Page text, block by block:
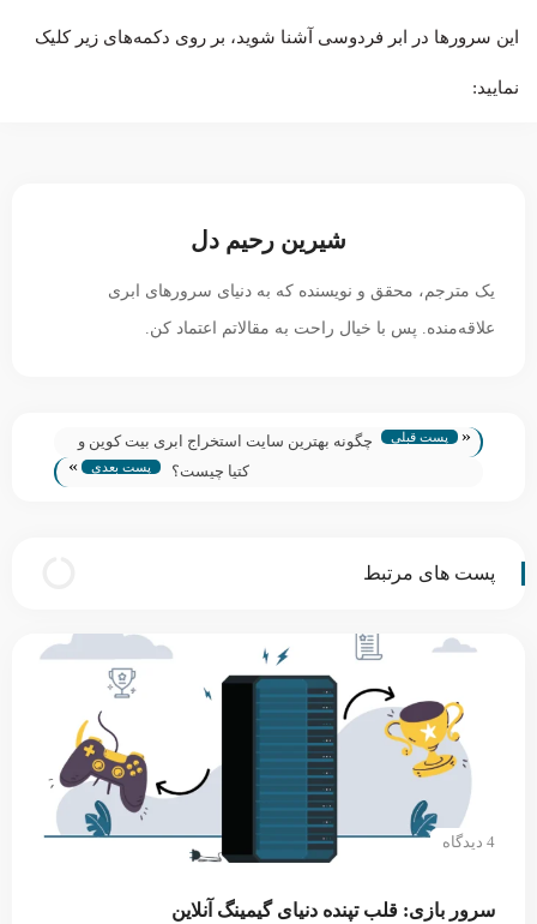
این سرورها در ابر فردوسی آشنا شوید، بر روی دکمه‌های زیر کلیک
نمایید:
شیرین رحیم دل
یک مترجم، محقق و نویسنده که به دنیای سرورهای ابری
علاقه‌منده. پس با خیال راحت به مقالاتم اعتماد کن.
« پست قبلی
چگونه بهترین سایت استخراج ابری بیت کوین و
کلاه برداران را بشناسیم؟کتیا چیست؟ پست بعدی »
پست های مرتبط
4 دیدگاه
سرور بازی: قلب تپنده دنیای گیمینگ آنلاین